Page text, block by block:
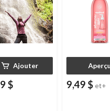
Ajouter
$ 9,49 $ et+